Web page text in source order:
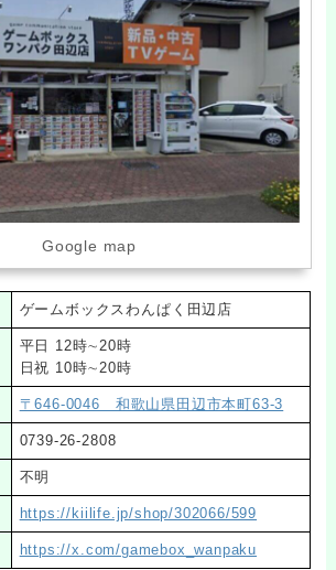
Google map
ゲームボックスわんぱく田辺店
平日 12時∼20時
日祝 10時∼20時
〒646-0046 和歌山県田辺市本町63-3
0739-26-2808
不明
https://kiilife.jp/shop/302066/599
https://x.com/gamebox_wanpaku